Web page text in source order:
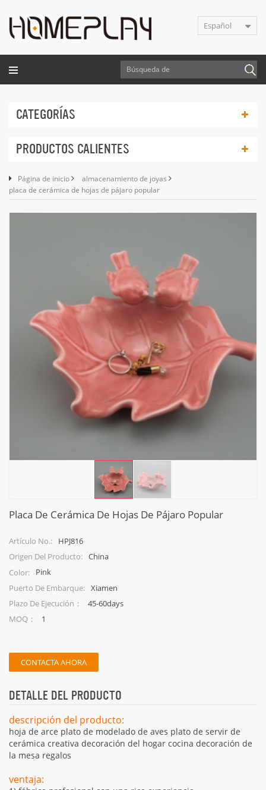
Español
CATEGORÍAS
PRODUCTOS CALIENTES
Página de inicio
almacenamiento de joyas
placa de cerámica de hojas de pájaro popular
Placa De Cerámica De Hojas De Pájaro Popular
Artículo No.:
HPJ816
Origen Del Producto: China
Color:
Pink
Puerto De Embarque: Xiamen
Plazo De Ejecución：
45-60days
MOQ：
1
CONTACTA AHORA
DETALLE DEL PRODUCTO
descripción del producto:
hoja de arce plato de modelado de aves plato de servir de
cerámica creativa decoración del hogar cocina decoración de
la mesa regalos
ventaja: